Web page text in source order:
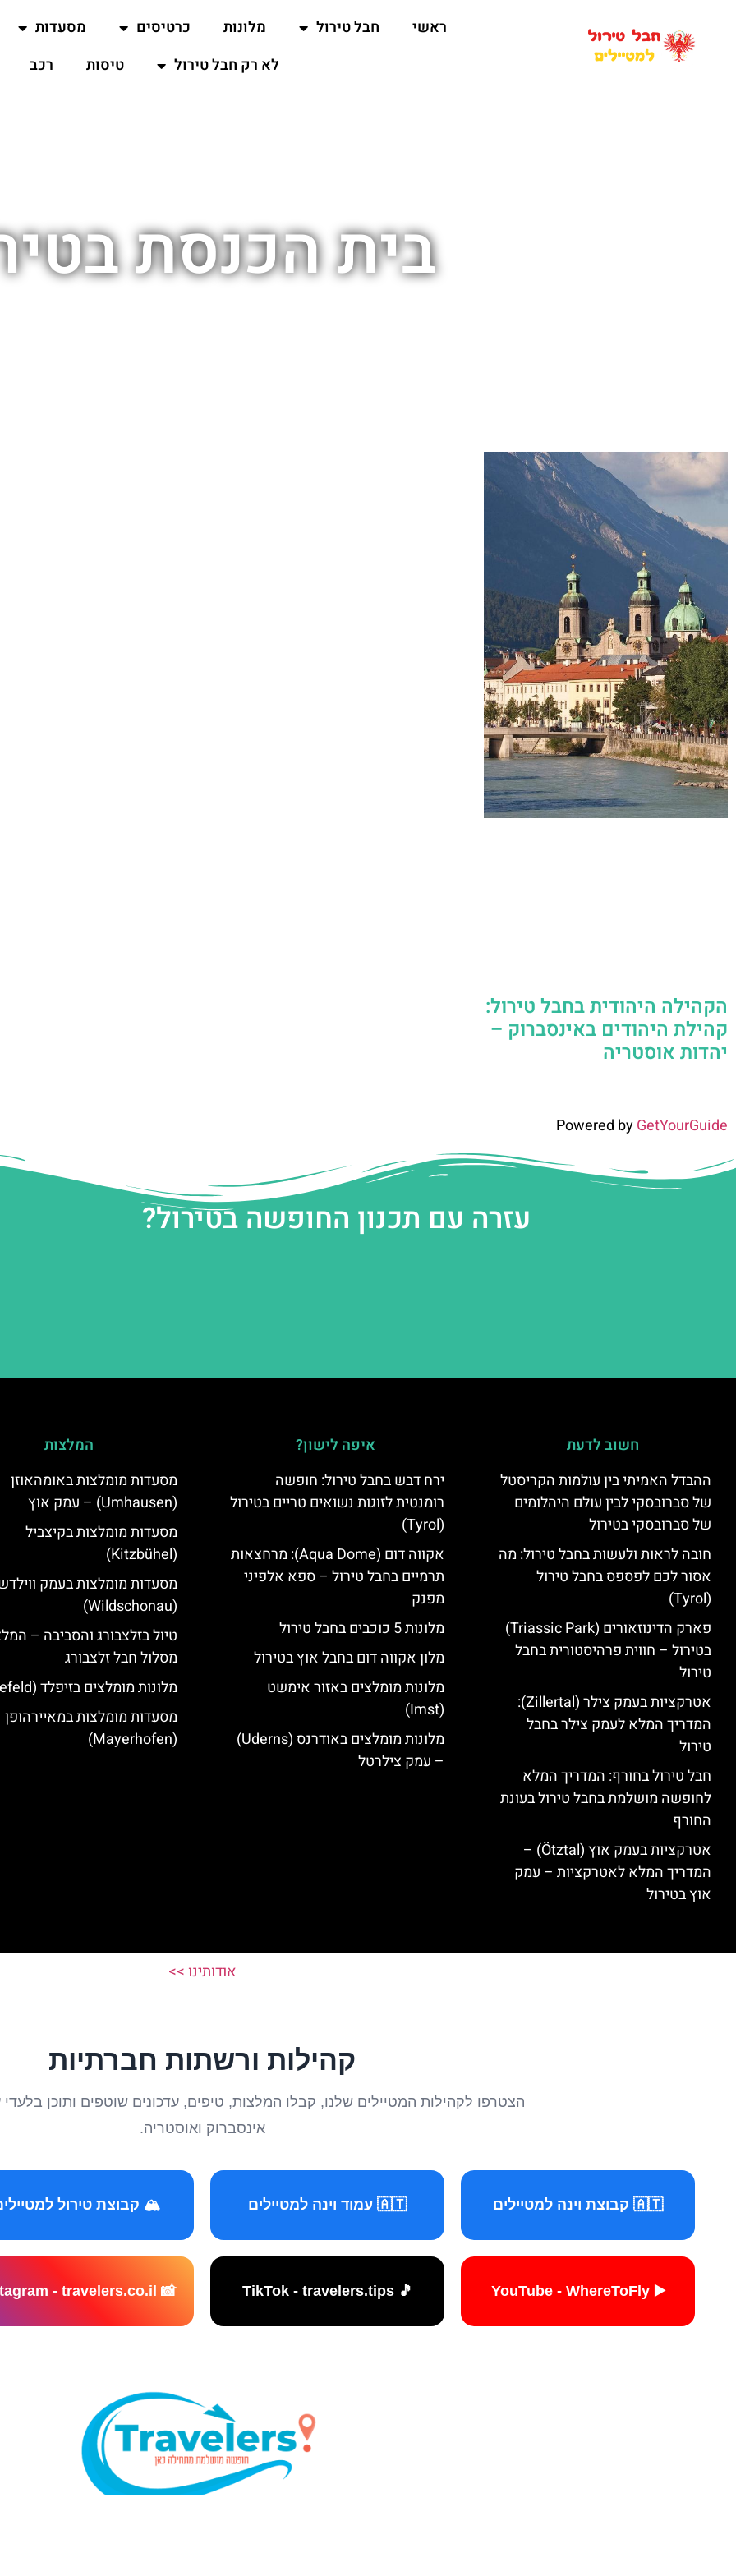
ראשי חבל טירול מלונות כרטיסים מסעדות
לא רק חבל טירול
טיסות רכב
בית הכנסת
הקהילה היהודית בחבל טירול:
קהילת היהודים באינסברוק –
יהדות אוסטריה
Powered byGetYourGuide
עזרה עם תכנון החופשה בטירול?
חשוב לדעת
ההבדל האמיתי בין עולמות הקריסטל
של סברובסקי לבין עולם היהלומים
של סברובסקי בטירול
חובה לראות ולעשות בחבל טירול: מה
אסור לכם לפספס בחבל טירול
(Tyrol)
פארק הדינוזאורים (Triassic Park)
בטירול – חווית פרהיסטורית בחבל
טירול
אטרקציות בעמק צילר (Zillertal):
המדריך המלא לעמק צילר בחבל
טירול
חבל טירול בחורף: המדריך המלא
לחופשה מושלמת בחבל טירול בעונת
החורף
אטרקציות בעמק אוץ (Ötztal) –
המדריך המלא לאטרקציות – עמק
אוץ בטירול
איפה לישון?
ירח דבש בחבל טירול: חופשה
רומנטית לזוגות נשואים טריים בטירול
(Tyrol)
אקווה דום (Aqua Dome): מרחצאות
תרמיים בחבל טירול – ספא אלפיני
מפנק
מלונות 5 כוכבים בחבל טירול
מלון אקווה דום בחבל אוץ בטירול
מלונות מומלצים באזור אימשט
(Imst)
מלונות מומלצים באודרנס (Uderns)
– עמק צילרטל
המלצות
מסעדות מומלצות באומהאוזן
(Umhausen) – עמק אוץ
מסעדות מומלצות בקיצביל
(Kitzbühel)
מסעדות מומלצות בעמק
(Wildschonau)
טיול בזלצבורג והסביבה –
מסלול חבל זלצבורג
מלונות מומלצים בזיפלד (Seefeld)
מסעדות מומלצות במאיירהופן
(Mayerhofen)
אודותינו >>
קהילות ורשתות חברתיות
הצטרפו לקהילות המטיילים שלנו, קבלו המלצות, טיפים, עדכונים שוטפים ותוכן בלעדי
אינסברוק ואוסטריה.
🇦🇹 קבוצת וינה למטיילים 🇦🇹 עמוד וינה למטיילים 🏔️ קבוצת טירול
▶️ YouTube - WhereToFly
🎵 TikTok - travelers.tips
📸 Instagram - travelers.co.il